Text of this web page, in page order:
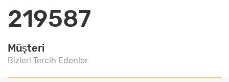
219587
Müşteri
Bizleri Tercih Edenler